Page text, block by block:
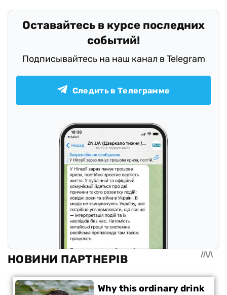
Оставайтесь в курсе последних
событий!
Подписывайтесь на наш канал в Telegram
Следить в Телеграмме